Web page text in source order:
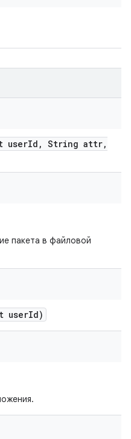
userId , String attr,
пакета в файловой
userId)